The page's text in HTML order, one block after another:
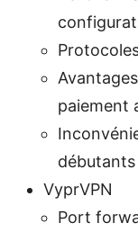
paiement
débutants
VyprVPN
Port